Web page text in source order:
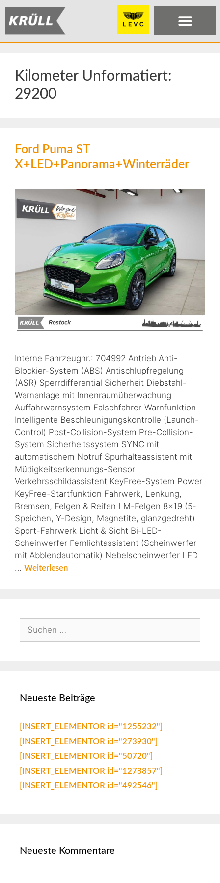
Kilometer Unformatiert:
29200
Ford Puma ST
X+LED+Panorama+Winterräder
Interne Fahrzeugnr.: 704992 Antrieb Anti-
Blockier-System (ABS) Antischlupfregelung
(ASR) Sperrdifferential Sicherheit Diebstahl-
Warnanlage mit Innenraumüberwachung
Auffahrwarnsystem Falschfahrer-Warnfunktion
Intelligente Beschleunigungskontrolle (Launch-
Control) Post-Collision-System Pre-Collision-
System Sicherheitssystem SYNC mit
automatischem Notruf Spurhalteassistent mit
Müdigkeitserkennungs-Sensor
Verkehrsschildassistent KeyFree-System Power
KeyFree-Startfunktion Fahrwerk, Lenkung,
Bremsen, Felgen & Reifen LM-Felgen 8×19 (5-
Speichen, Y-Design, Magnetite, glanzgedreht)
Sport-Fahrwerk Licht & Sicht Bi-LED-
Scheinwerfer Fernlichtassistent (Scheinwerfer
mit Abblendautomatik) Nebelscheinwerfer LED
… Weiterlesen
Neueste Beiträge
[INSERT_ELEMENTOR id="1255232"]
[INSERT_ELEMENTOR id="273930"]
[INSERT_ELEMENTOR id="50720"]
[INSERT_ELEMENTOR id="1278857"]
[INSERT_ELEMENTOR id="492546"]
Neueste Kommentare